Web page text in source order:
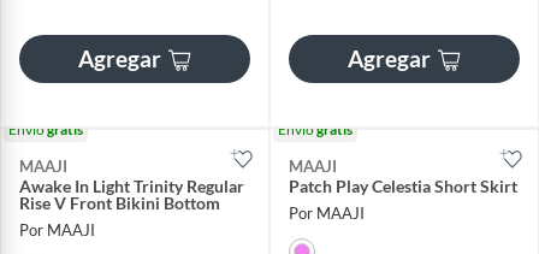
Agregar Agregar
Envíogratis
MAAJI
Awake In Light Trinity Regular
Rise V Front Bikini Bottom
Por MAAJI
Envíogratis
MAAJI
Patch Play Celestia Short Skirt
Por MAAJI